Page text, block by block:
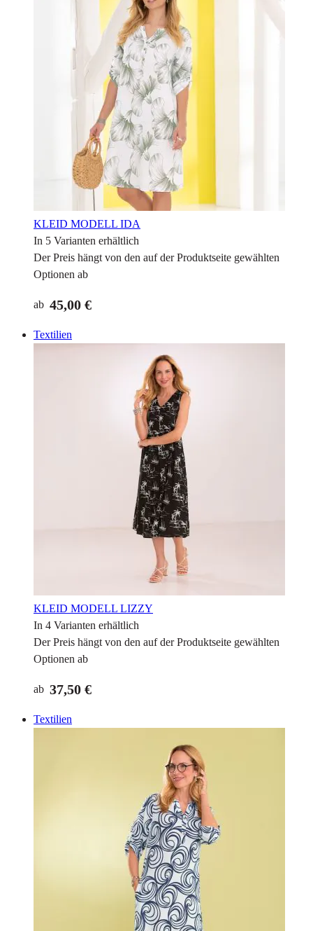
KLEID MODELL IDA
In 5 Varianten erhältlich
Der Preis hängt von den auf der Produktseite gewählten
Optionen ab
ab 45,00 €
Textilien
KLEID MODELL LIZZY
In 4 Varianten erhältlich
Der Preis hängt von den auf der Produktseite gewählten
Optionen ab
ab 37,50 €
Textilien